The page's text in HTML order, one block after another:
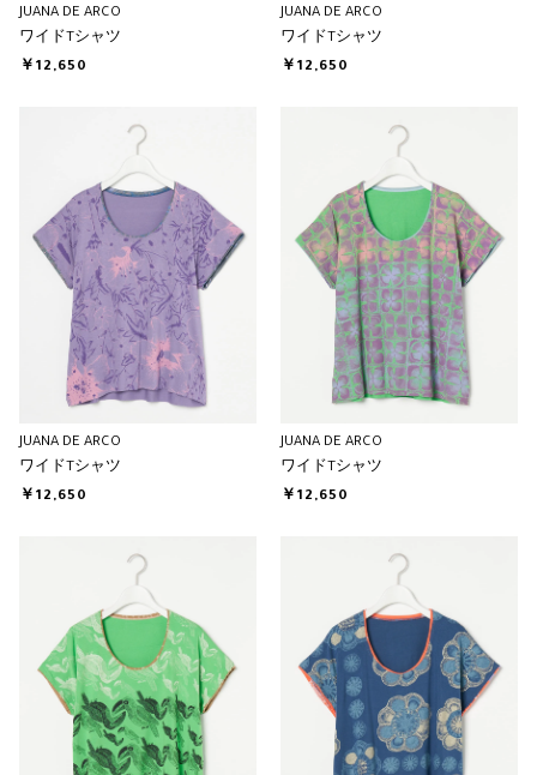
JUANA DE ARCO
ワイドTシャツ
￥12,650
JUANA DE ARCO
ワイドTシャツ
￥12,650
JUANA DE ARCO
ワイドTシャツ
￥12,650
JUANA DE ARCO
ワイドTシャツ
￥12,650